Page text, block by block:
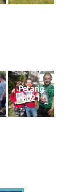
Petang
2021